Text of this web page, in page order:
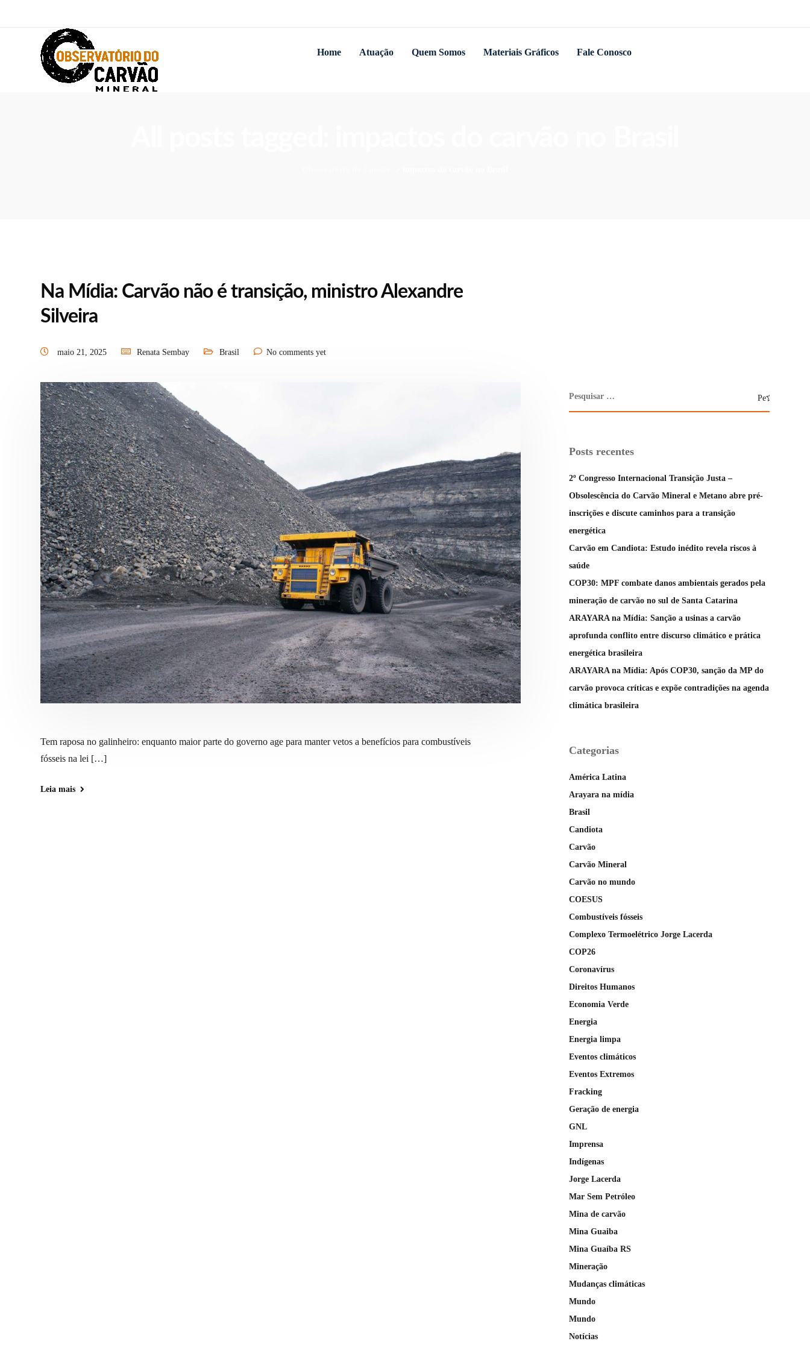
Home Atuação Quem Somos Materiais Gráficos Fale Conosco
Na Mídia: Carvão não é transição, ministro Alexandre
Silveira
maio 21, 2025 Renata Sembay Brasil No comments yet
Tem raposa no galinheiro: enquanto maior parte do governo age para manter vetos a benefícios para combustíveis
fósseis na lei […]
Leia mais
Posts recentes
2º Congresso Internacional Transição Justa –
Obsolescência do Carvão Mineral e Metano abre pré-
inscrições e discute caminhos para a transição
energética
Carvão em Candiota: Estudo inédito revela riscos à
saúde
COP30: MPF combate danos ambientais gerados pela
mineração de carvão no sul de Santa Catarina
ARAYARA na Mídia: Sanção a usinas a carvão
aprofunda conflito entre discurso climático e prática
energética brasileira
ARAYARA na Mídia: Após COP30, sanção da MP do
carvão provoca críticas e expõe contradições na agenda
climática brasileira
Categorias
América Latina
Arayara na mídia
Brasil
Candiota
Carvão
Carvão Mineral
Carvão no mundo
COESUS
Combustíveis fósseis
Complexo Termoelétrico Jorge Lacerda
COP26
Coronavírus
Direitos Humanos
Economia Verde
Energia
Energia limpa
Eventos climáticos
Eventos Extremos
Fracking
Geração de energia
GNL
Imprensa
Indígenas
Jorge Lacerda
Mar Sem Petróleo
Mina de carvão
Mina Guaiba
Mina Guaíba RS
Mineração
Mudanças climáticas
Mundo
Mundo
Notícias